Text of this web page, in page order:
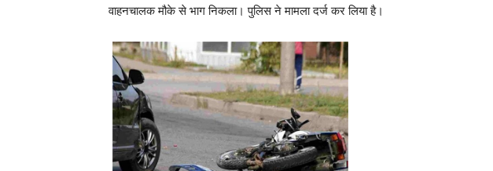
वाहनचालक मौके से भाग निकला। पुलिस ने मामला दर्ज कर लिया है।